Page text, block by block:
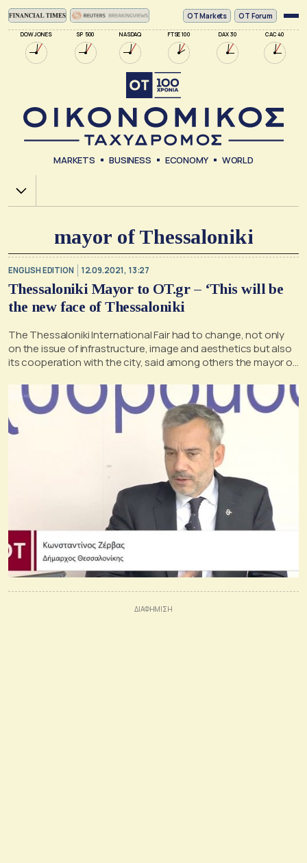
DOW JONES SP 500 NASDAQ FTSE 100 DAX 30 CAC 40
ΟΤ Markets OT Forum
MARKETS BUSINESS ECONOMY WORLD
Χ.Α.
mayor of Thessaloniki
ENGLISH EDITION 12.09.2021, 13:27
Thessaloniki Mayor to OT.gr – ‘This will be
the new face of Thessaloniki
The Thessaloniki International Fair had to change, not only
on the issue of infrastructure, image and aesthetics but also
its cooperation with the city, said among others the mayor of